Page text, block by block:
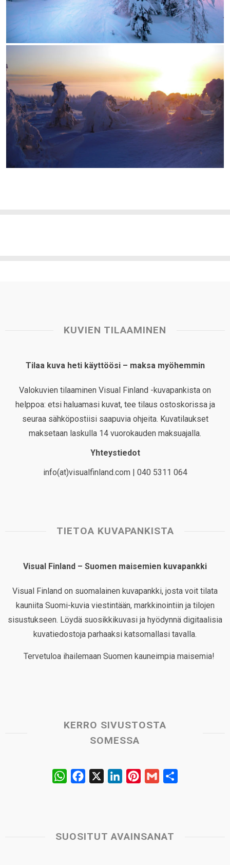
KUVIEN TILAAMINEN
Tilaa kuva heti käyttöösi – maksa myöhemmin
Valokuvien tilaaminen Visual Finland -kuvapankista on
helppoa: etsi haluamasi kuvat, tee tilaus ostoskorissa ja
seuraa sähköpostiisi saapuvia ohjeita. Kuvatilaukset
maksetaan laskulla 14 vuorokauden maksuajalla.
Yhteystiedot
info(at)visualfinland.com | 040 5311 064
TIETOA KUVAPANKISTA
Visual Finland – Suomen maisemien kuvapankki
Visual Finland on suomalainen kuvapankki, josta voit tilata
kauniita Suomi-kuvia viestintään, markkinointiin ja tilojen
sisustukseen. Löydä suosikkikuvasi ja hyödynnä digitaalisia
kuvatiedostoja parhaaksi katsomallasi tavalla.
Tervetuloa ihailemaan Suomen kauneimpia maisemia!
KERRO SIVUSTOSTA
SOMESSA
W
s
b
e
e
l
SUOSITUT AVAINSANAT